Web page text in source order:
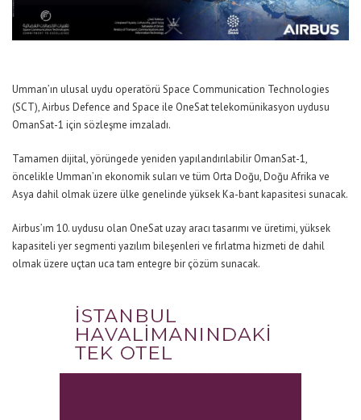
Umman’ın ulusal uydu operatörü Space Communication Technologies
(SCT), Airbus Defence and Space ile OneSat telekomünikasyon uydusu
OmanSat-1 için sözleşme imzaladı.
Tamamen dijital, yörüngede yeniden yapılandırılabilir OmanSat-1,
öncelikle Umman’ın ekonomik suları ve tüm Orta Doğu, Doğu Afrika ve
Asya dahil olmak üzere ülke genelinde yüksek Ka-bant kapasitesi sunacak.
Airbus’ım 10. uydusu olan OneSat uzay aracı tasarımı ve üretimi, yüksek
kapasiteli yer segmenti yazılım bileşenleri ve fırlatma hizmeti de dahil
olmak üzere uçtan uca tam entegre bir çözüm sunacak.